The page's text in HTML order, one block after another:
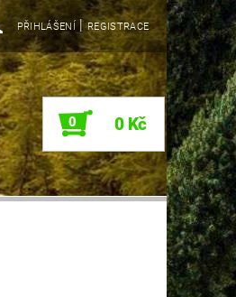
PŘIHLÁŠENÍ | REGISTRACE
0 0 Kč